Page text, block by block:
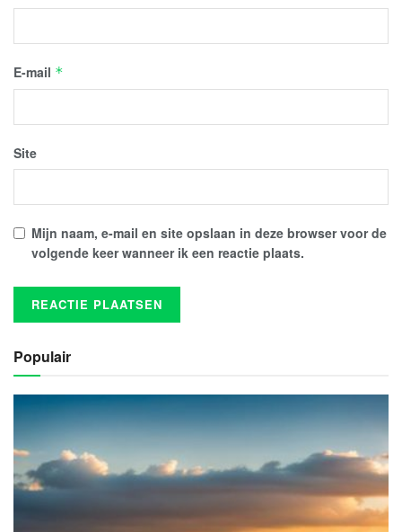
E-mail *
Site
Mijn naam, e-mail en site opslaan in deze browser voor de
volgende keer wanneer ik een reactie plaats.
Populair